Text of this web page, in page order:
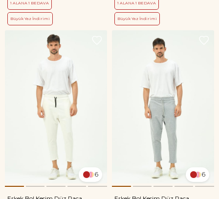
1 ALANA 1 BEDAVA
Büyük Yaz İndirimi
1 ALANA 1 BEDAVA
Büyük Yaz İndirimi
6 6